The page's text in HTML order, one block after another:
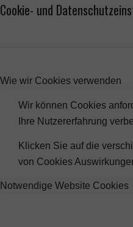
Cookie- und
Wie wir Cookies verwenden
Wir können Cookies
Ihre Nutzererfahrung
Klicken Sie auf die
von Cookies
Notwendige Website Cookies